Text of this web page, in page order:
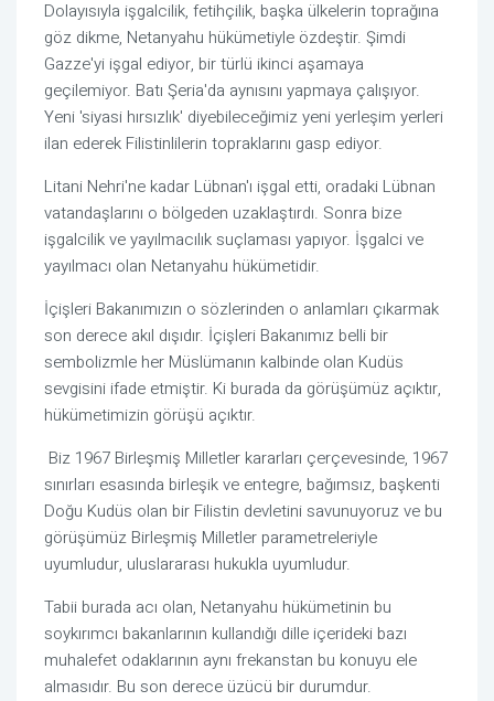
Dolayısıyla işgalcilik, fetihçilik, başka ülkelerin toprağına
göz dikme, Netanyahu hükümetiyle özdeştir. Şimdi
Gazze'yi işgal ediyor, bir türlü ikinci aşamaya
geçilemiyor. Batı Şeria'da aynısını yapmaya çalışıyor.
Yeni 'siyasi hırsızlık' diyebileceğimiz yeni yerleşim yerleri
ilan ederek Filistinlilerin topraklarını gasp ediyor.
Litani Nehri'ne kadar Lübnan'ı işgal etti, oradaki Lübnan
vatandaşlarını o bölgeden uzaklaştırdı. Sonra bize
işgalcilik ve yayılmacılık suçlaması yapıyor. İşgalci ve
yayılmacı olan Netanyahu hükümetidir.
İçişleri Bakanımızın o sözlerinden o anlamları çıkarmak
son derece akıl dışıdır. İçişleri Bakanımız belli bir
sembolizmle her Müslümanın kalbinde olan Kudüs
sevgisini ifade etmiştir. Ki burada da görüşümüz açıktır,
hükümetimizin görüşü açıktır.
sınırları esasında birleşik ve entegre, bağımsız, başkenti
Doğu Kudüs olan bir Filistin devletini savunuyoruz ve bu
görüşümüz Birleşmiş Milletler parametreleriyle
uyumludur, uluslararası hukukla uyumludur.
Tabii burada acı olan, Netanyahu hükümetinin bu
soykırımcı bakanlarının kullandığı dille içerideki bazı
muhalefet odaklarının aynı frekanstan bu konuyu ele
almasıdır. Bu son derece üzücü bir durumdur.